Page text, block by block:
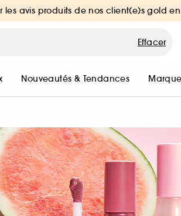
les avis produits de nos client(e)s gold
Effacer
Nouveautés & Tendances